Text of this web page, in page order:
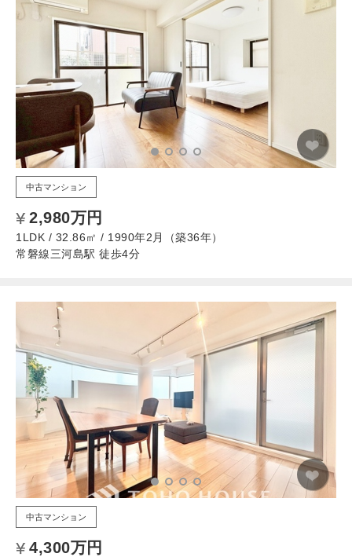
中古マンション
2,980万円
1LDK / 32.86㎡ / 1990年2月（築36年）
常磐線三河島駅 徒歩4分
中古マンション
4,300万円